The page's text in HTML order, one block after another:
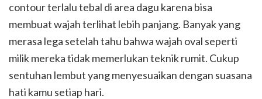
contour terlalu tebal di area dagu karena bisa
membuat wajah terlihat lebih panjang. Banyak yang
merasa lega setelah tahu bahwa wajah oval seperti
milik mereka tidak memerlukan teknik rumit. Cukup
sentuhan lembut yang menyesuaikan dengan suasana
hati kamu setiap hari.